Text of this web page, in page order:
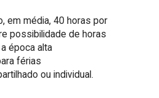
em média, 40 horas por
possibilidade de horas
época alta
férias
ou individual.